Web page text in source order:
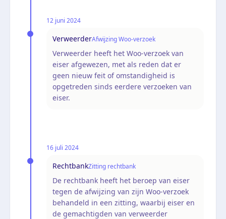
12 juni 2024
VerweerderAfwijzing Woo-verzoek
Verweerder heeft het Woo-verzoek van
eiser afgewezen, met als reden dat er
geen nieuw feit of omstandigheid is
opgetreden sinds eerdere verzoeken van
eiser.
16 juli 2024
RechtbankZitting rechtbank
De rechtbank heeft het beroep van eiser
tegen de afwijzing van zijn Woo-verzoek
behandeld in een zitting, waarbij eiser en
de gemachtigden van verweerder